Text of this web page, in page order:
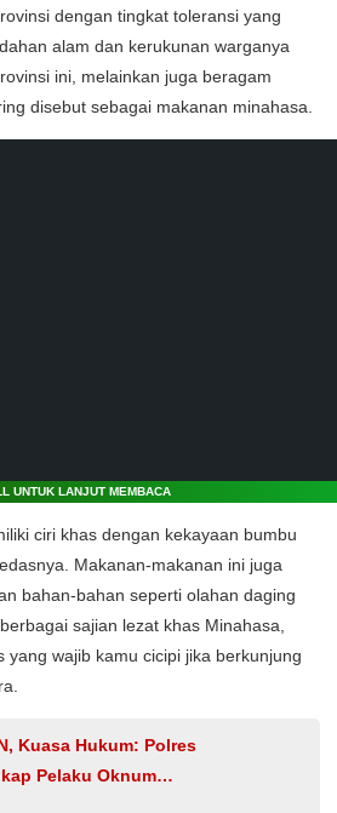
dengan tingkat toleransi yang
alam dan kerukunan warganya
ini, melainkan juga beragam
disebut sebagai makanan minahasa.
UNTUK LANJUT MEMBACA
ciri khas dengan kekayaan bumbu
Makanan-makanan ini juga
bahan-bahan seperti olahan daging
sajian lezat khas Minahasa,
yang wajib kamu cicipi jika berkunjung
Kuasa Hukum: Polres
Pelaku Oknum